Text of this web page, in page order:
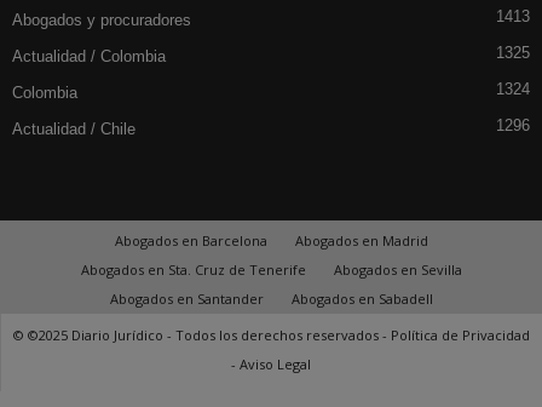
Abogados y procuradores 1413
Actualidad / Colombia 1325
Colombia 1324
Actualidad / Chile 1296
Abogados en Barcelona
Abogados en Madrid
Abogados en Sta. Cruz de Tenerife
Abogados en Sevilla
Abogados en Santander
Abogados en Sabadell
© ©2025 Diario Jurídico - Todos los derechos reservados - Política de Privacidad
- Aviso Legal